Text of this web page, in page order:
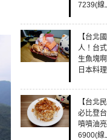
7239(線
【台北
人！台
生魚塊
日本料
【台北
必比登
噴噴油
6900(線